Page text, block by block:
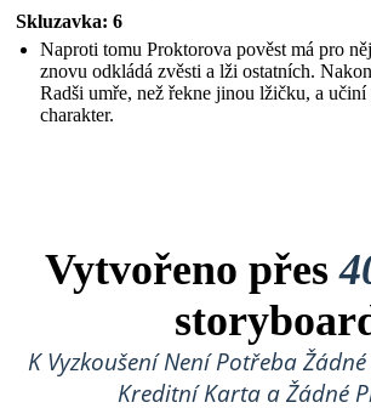
Skluzavka: 6
Naproti tomu Proktorova pověst má pro
znovu odkládá zvěsti a lži ostatních.
Radši umře, než řekne jinou lžičku, a
charakter.
Vytvořeno přes
K Vyzkoušení Není Potřeba
Kreditní Karta a Žádné